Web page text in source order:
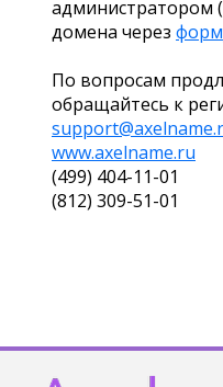
администратором
домена через
По вопросам
обращайтесь к
www.axelname.ru
(499) 404-11-01
(812) 309-51-01